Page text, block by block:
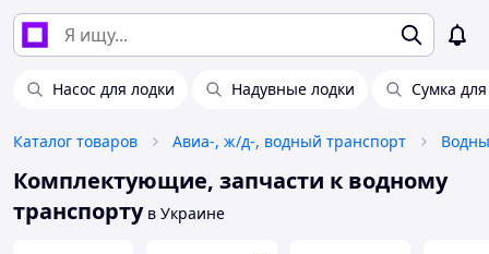
Насос для лодки Надувные лодки Сумка
Каталог товаров Авиа-, ж/д-, водный транспорт
Комплектующие, запчасти к водному
транспорту в Украине